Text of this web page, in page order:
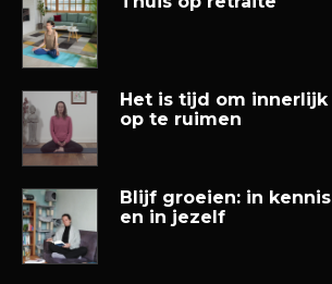
Het is tijd om innerlijk
op te ruimen
Blijf groeien: in kennis
en in jezelf